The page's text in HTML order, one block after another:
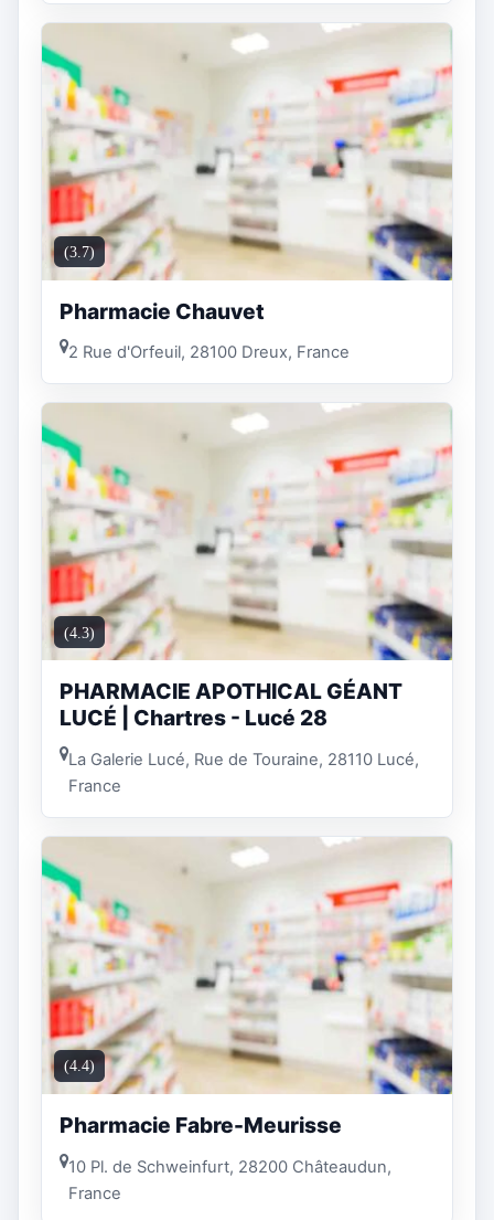
(3.7)
Pharmacie Chauvet
2 Rue d'Orfeuil, 28100 Dreux, France
(4.3)
PHARMACIE APOTHICAL GÉANT
LUCÉ | Chartres - Lucé 28
La Galerie Lucé, Rue de Touraine, 28110 Lucé,
France
(4.4)
Pharmacie Fabre-Meurisse
10 Pl. de Schweinfurt, 28200 Châteaudun,
France